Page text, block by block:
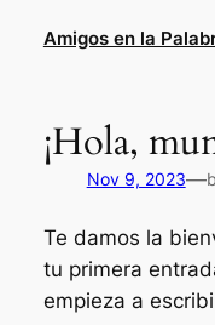
Amigos en la
¡Hola,
Nov 9, 2023—
Te damos la
tu primera
empieza a